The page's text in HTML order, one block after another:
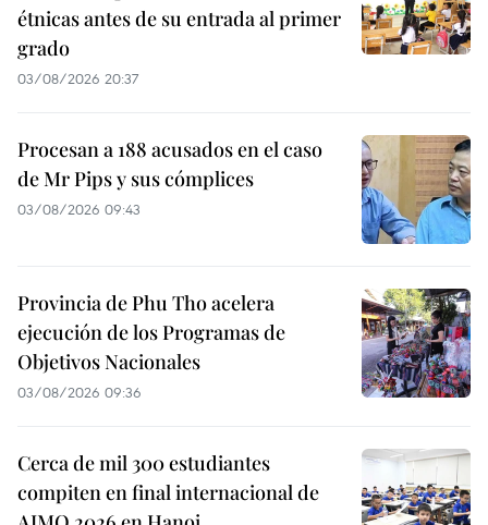
étnicas antes de su entrada al primer
grado
03/08/2026 20:37
Procesan a 188 acusados en el caso
de Mr Pips y sus cómplices
03/08/2026 09:43
Provincia de Phu Tho acelera
ejecución de los Programas de
Objetivos Nacionales
03/08/2026 09:36
Cerca de mil 300 estudiantes
compiten en final internacional de